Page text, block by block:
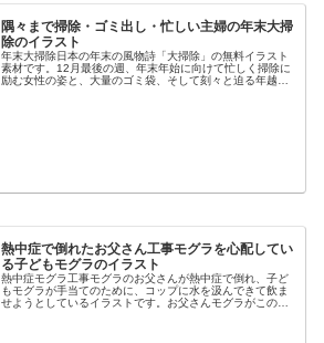
隅々まで掃除・ゴミ出し・忙しい主婦の年末大掃
除のイラスト
年末大掃除日本の年末の風物詩「大掃除」の無料イラスト
素材です。12月最後の週、年末年始に向けて忙しく掃除に
励む女性の姿と、大量のゴミ袋、そして刻々と迫る年越し
熱中症で倒れたお父さん工事モグラを心配してい
る子どもモグラのイラスト
熱中症モグラ工事モグラのお父さんが熱中症で倒れ、子ど
もモグラが手当てのために、コップに水を汲んできて飲ま
せようとしているイラストです。お父さんモグラがこのま